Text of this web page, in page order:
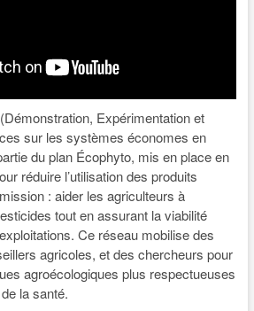
Expérimentation et
sur les systèmes économes en
du plan Écophyto, mis en place en
réduire l’utilisation des produits
: aider les agriculteurs à
tout en assurant la viabilité
Ce réseau mobilise des
agricoles, et des chercheurs pour
agroécologiques plus respectueuses
la santé.